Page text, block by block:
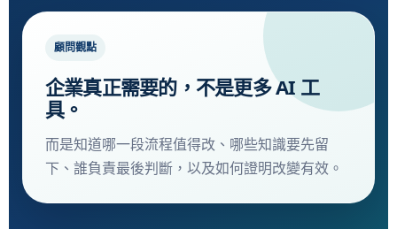
顧問觀點
企業真正需要的，不是更多 AI 工
具。
而是知道哪一段流程值得改、哪些知識要先留
下、誰負責最後判斷，以及如何證明改變有效。